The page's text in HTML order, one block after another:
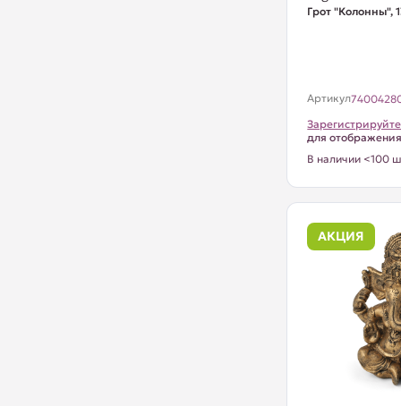
Грот "Колонны",
Артикул
для
В наличии <100
АКЦИЯ